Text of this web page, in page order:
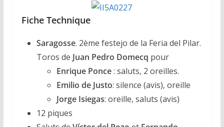
Fiche Technique
Saragosse. 2ème festejo de la Feria del Pilar.
Toros de Juan Pedro Domecq pour
Enrique Ponce: saluts, 2 oreilles.
Emilio de Justo: silence (avis), oreille
Jorge Isiegas: oreille, saluts (avis)
12 piques